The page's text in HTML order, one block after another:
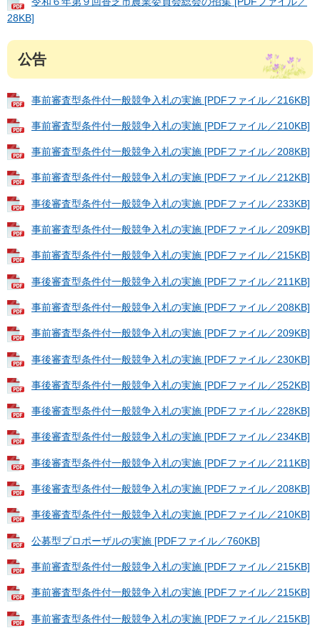
28KB]
公告
事前審査型条件付一般競争入札の実施 [PDFファイル／216KB]
事前審査型条件付一般競争入札の実施 [PDFファイル／210KB]
事前審査型条件付一般競争入札の実施 [PDFファイル／208KB]
事前審査型条件付一般競争入札の実施 [PDFファイル／212KB]
事後審査型条件付一般競争入札の実施 [PDFファイル／233KB]
事前審査型条件付一般競争入札の実施 [PDFファイル／209KB]
事前審査型条件付一般競争入札の実施 [PDFファイル／215KB]
事後審査型条件付一般競争入札の実施 [PDFファイル／211KB]
事前審査型条件付一般競争入札の実施 [PDFファイル／208KB]
事前審査型条件付一般競争入札の実施 [PDFファイル／209KB]
事後審査型条件付一般競争入札の実施 [PDFファイル／230KB]
事後審査型条件付一般競争入札の実施 [PDFファイル／252KB]
事後審査型条件付一般競争入札の実施 [PDFファイル／228KB]
事後審査型条件付一般競争入札の実施 [PDFファイル／234KB]
事後審査型条件付一般競争入札の実施 [PDFファイル／211KB]
事後審査型条件付一般競争入札の実施 [PDFファイル／208KB]
事後審査型条件付一般競争入札の実施 [PDFファイル／210KB]
公募型プロポーザルの実施 [PDFファイル／760KB]
事前審査型条件付一般競争入札の実施 [PDFファイル／215KB]
事前審査型条件付一般競争入札の実施 [PDFファイル／215KB]
事前審査型条件付一般競争入札の実施 [PDFファイル／215KB]